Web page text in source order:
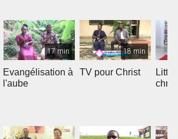
17 min
Evangélisation à
l'aube
18 min
TV pour Christ